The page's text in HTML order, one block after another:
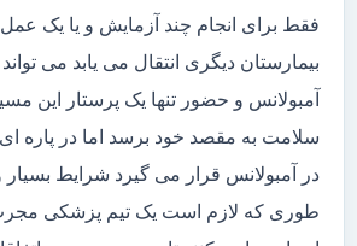
فقط برای انجام چند آزمایش و یا یک
بیمارستان دیگری انتقال می یابد می تواند
آمبولانس و حضور تنها یک پرستار این
سلامت به مقصد خود برسد اما در پاره
در آمبولانس قرار می گیرد شرایط بسیار
طوری که لازم است یک تیم پزشکی مجرب